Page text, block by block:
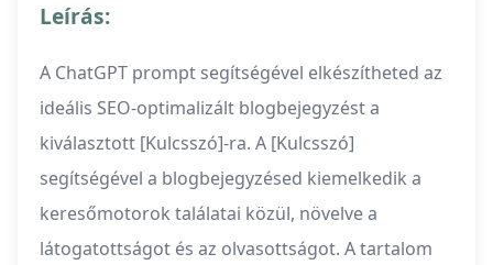
Leírás:
A ChatGPT prompt segítségével elkészítheted az
ideális SEO-optimalizált blogbejegyzést a
kiválasztott [Kulcsszó]-ra. A [Kulcsszó]
segítségével a blogbejegyzésed kiemelkedik a
keresőmotorok találatai közül, növelve a
látogatottságot és az olvasottságot. A tartalom